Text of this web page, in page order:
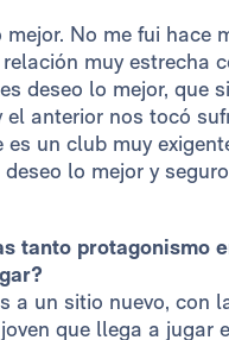
mejor. No me fui hace
muy estrecha
deseo lo mejor, que
el anterior nos tocó
es un club muy
lo mejor y
tanto protagonismo
a un sitio nuevo, con
que llega a jugar